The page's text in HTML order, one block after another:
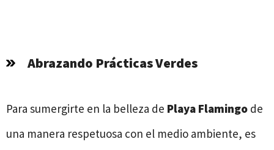
Abrazando Prácticas Verdes
Para sumergirte en la belleza de Playa Flamingo de
una manera respetuosa con el medio ambiente, es